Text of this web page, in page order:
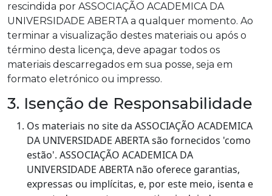
rescindida por ASSOCIAÇÃO ACADEMICA DA
UNIVERSIDADE ABERTA a qualquer momento. Ao
terminar a visualização destes materiais ou após o
término desta licença, deve apagar todos os
materiais descarregados em sua posse, seja em
formato eletrónico ou impresso.
3. Isenção de Responsabilidade
Os materiais no site da ASSOCIAÇÃO ACADEMICA
DA UNIVERSIDADE ABERTA são fornecidos 'como
estão'. ASSOCIAÇÃO ACADEMICA DA
UNIVERSIDADE ABERTA não oferece garantias,
expressas ou implícitas, e, por este meio, isenta e